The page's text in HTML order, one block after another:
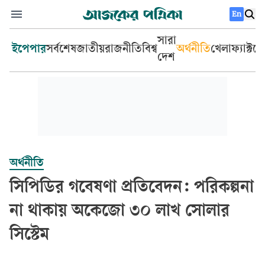
En
ইপেপারসর্বশেষজাতীয়রাজনীতিবিশ্ব
সারা
দেশ
অর্থনীতিখেলা
অর্থনীতি
সিপিডির গবেষণা প্রতিবেদন: পরিকল্পনা
না থাকায় অকেজো ৩০ লাখ সোলার
সিস্টেম